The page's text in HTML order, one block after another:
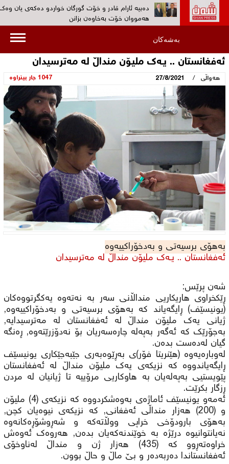
دەبیە ئارام قادر و خۆت گورگان خواردو ده‌كه‌ی یان
هەمووان خۆت بەخاوەن بزانن‌
ڕۆژانى 19 و 20ى ئەم مانگە کۆنگرەى پێنجی
به‌ڤیدیۆ...کۆمەڵ: هیوادارین پڕۆسەی چەکدانانی
بەڤیدیۆ... 30 ئەندامی پارتی کرێکارانی کوردستان
هۆكاری دەستگیرکردن ‌و بێسەروشوێنکردنی ئارام قادر
نیشتمانیی بزانه‌؟‌
بەشەکان
ئه‌فغانستان .. یـه‌ك ملیۆن منداڵ له‌ مه‌ترسیدان
هەواڵی /
27/8/2021 1047 جار بینراوە
به‌هۆی‌ برسیه‌تی‌ و به‌دخۆراكییه‌وه‌
ئه‌فغانستان .. یـه‌ك ملیۆن منداڵ له‌ مه‌ترسیدان
شه‌ن پرێس:
ڕێكخراوی‌ هاریكاریی‌ منداڵانی‌ سه‌ر به‌ نه‌ته‌وه‌ یه‌كگرتووه‌كان
(یونیسێف) ڕایگه‌یاند كه‌ به‌هۆی‌ برسیه‌تی‌ و به‌دخۆراكییه‌وه‌,
ژیانی‌ یه‌ك ملیۆن منداڵ له‌ ئه‌فغانستان له‌ مه‌ترسیدایه‌,
به‌جۆرێك كه‌ ئه‌گه‌ر به‌په‌له‌ چاره‌سه‌ریان بۆ نه‌دۆزرێته‌وه‌, ڕه‌نگه‌
گیان له‌ده‌ست بده‌ن.
له‌وباره‌یه‌وه‌ (هێنریتا فۆر)ی‌ به‌ڕێوه‌به‌ری‌ جێبه‌جێكاری‌ یونیسێف
ڕایگه‌یاندووه‌ كه‌ نزیكه‌ی‌ یه‌ك ملیۆن منداڵ له‌ ئه‌فغانستان
پێویستیی به‌په‌له‌یان به‌ هاوكاریی‌ مرۆییه‌ تا ژیانیان له‌ مردن
ڕزگار بكرێت.
ئه‌مه‌و یونیسێف ئاماژه‌ی‌ به‌وه‌شكردووه‌ كه‌ نزیكه‌ی‌ (4) ملیۆن
و (200) هه‌زار منداڵی‌ ئه‌فغانی, كه‌ نزیكه‌ی‌ نیوه‌یان كچن,
به‌هۆی‌ بارودۆخی‌ خراپی ووڵاته‌كه‌ و شه‌ڕوشۆڕه‌كانه‌وه‌
نه‌یانتوانیوه‌ درێژه‌ به‌ خوێندنه‌كه‌یان بده‌ن, هه‌روه‌ك ئه‌وه‌ش
خراوه‌ته‌ڕوو كه‌ (435) هه‌زار ژن و منداڵ له‌ناوخۆی‌
ئه‌فغانستاندا ده‌ربه‌ده‌ر و بێ ماڵ و حاڵ بوون.